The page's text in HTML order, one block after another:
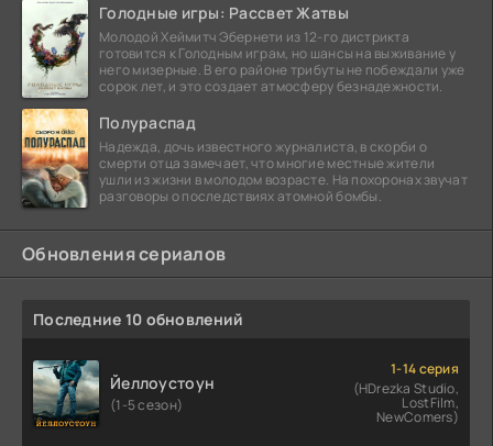
Голодные игры: Рассвет Жатвы
Молодой Хеймитч Эбернети из 12-го дистрикта
готовится к Голодным играм, но шансы на выживание у
него мизерные. В его районе трибуты не побеждали уже
сорок лет, и это создает атмосферу безнадежности.
Полураспад
Надежда, дочь известного журналиста, в скорби о
смерти отца замечает, что многие местные жители
ушли из жизни в молодом возрасте. На похоронах звучат
разговоры о последствиях атомной бомбы.
Обновления сериалов
Последние 10 обновлений
Йеллоустоун
(1-5 сезон)
1-14 серия
(HDrezka Studio,
LostFilm,
NewComers)